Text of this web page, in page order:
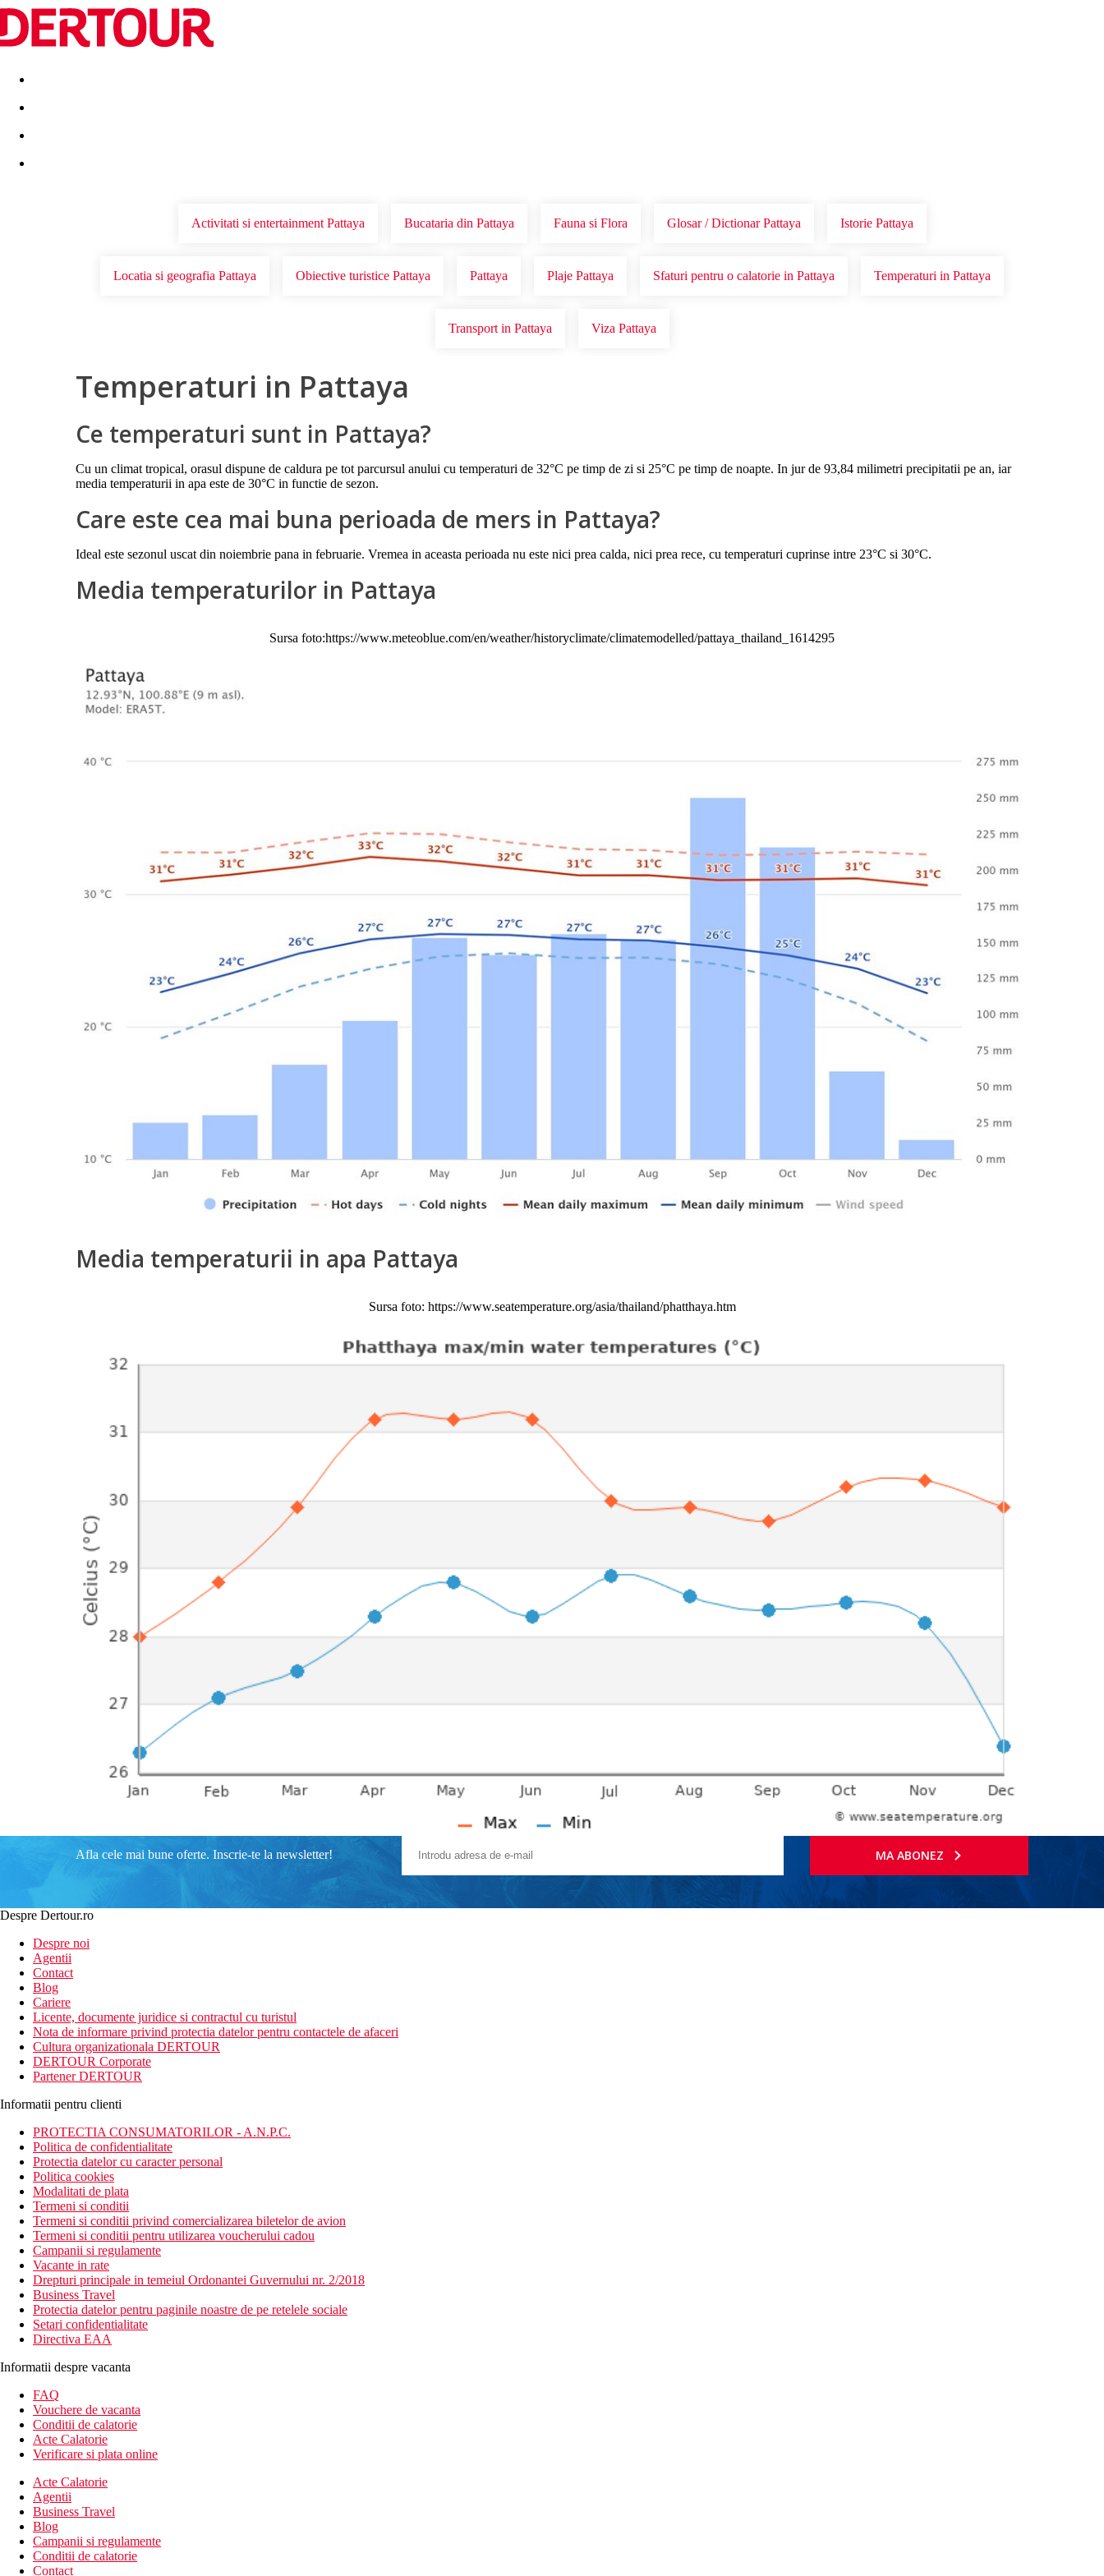
Destinatii Vacanta perfecta OFERTE DE NERATAT
Activitati si entertainment Pattaya Bucataria din Pattaya Fauna si Flora Glosar / Dictionar Pattaya Istorie Pattaya
Locatia si geografia Pattaya Obiective turistice Pattaya Pattaya Plaje Pattaya Sfaturi pentru o calatorie in Pattaya Temperaturi in Pattaya
Transport in Pattaya Viza Pattaya
Temperaturi in Pattaya
Ce temperaturi sunt in Pattaya?
Cu un climat tropical, orasul dispune de caldura pe tot parcursul anului cu temperaturi de 32°C pe timp de zi si 25°C pe timp de noapte. In jur de 93,84 milimetri precipitatii pe an, iar
media temperaturii in apa este de 30°C in functie de sezon.
Care este cea mai buna perioada de mers in Pattaya?
Ideal este sezonul uscat din noiembrie pana in februarie. Vremea in aceasta perioada nu este nici prea calda, nici prea rece, cu temperaturi cuprinse intre 23°C si 30°C.
Media temperaturilor in Pattaya
Sursa foto:https://www.meteoblue.com/en/weather/historyclimate/climatemodelled/pattaya_thailand_1614295
Media temperaturii in apa Pattaya
Sursa foto: https://www.seatemperature.org/asia/thailand/phatthaya.htm
Afla cele mai bune oferte. Inscrie-te la newsletter! MA ABONEZ
Despre Dertour.ro
Despre noi
Agentii
Contact
Blog
Cariere
Licente, documente juridice si contractul cu turistul
Nota de informare privind protectia datelor pentru contactele de afaceri
Cultura organizationala DERTOUR
DERTOUR Corporate
Partener DERTOUR
Informatii pentru clienti
PROTECTIA CONSUMATORILOR - A.N.P.C.
Politica de confidentialitate
Protectia datelor cu caracter personal
Politica cookies
Modalitati de plata
Termeni si conditii
Termeni si conditii privind comercializarea biletelor de avion
Termeni si conditii pentru utilizarea voucherului cadou
Campanii si regulamente
Vacante in rate
Drepturi principale in temeiul Ordonantei Guvernului nr. 2/2018
Business Travel
Protectia datelor pentru paginile noastre de pe retelele sociale
Setari confidentialitate
Directiva EAA
Informatii despre vacanta
FAQ
Vouchere de vacanta
Conditii de calatorie
Acte Calatorie
Verificare si plata online
Acte Calatorie
Agentii
Business Travel
Blog
Campanii si regulamente
Conditii de calatorie
Contact